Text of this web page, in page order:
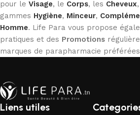
pour le Visage, le Corps, les Cheveux
gammes Hygiène, Minceur,
Homme. Life Para vous propose
pratiques et des Promotions
marques de parapharmacie
Liens utiles